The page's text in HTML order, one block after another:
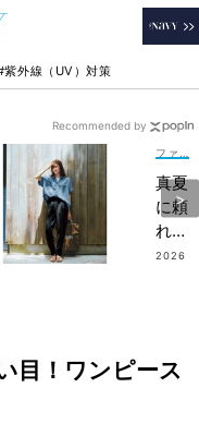
紫外線（UV）対策
真夏
に頼
れる
【楽
ーブ
2026
Recommended by
目！ワンピース